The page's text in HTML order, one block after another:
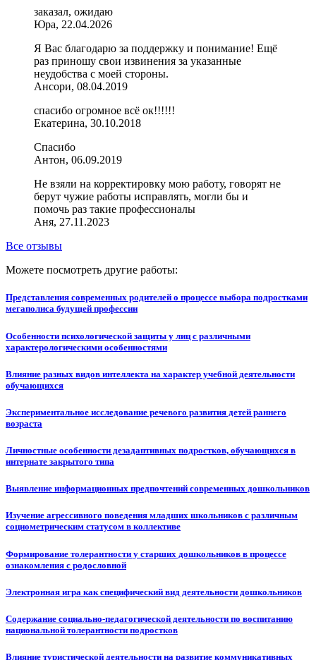
заказал, ожидаю
Юра, 22.04.2026
Я Вас благодарю за поддержку и понимание! Ещё
раз приношу свои извинения за указанные
неудобства с моей стороны.
Ансори, 08.04.2019
спасибо огромное всё ок!!!!!!
Екатерина, 30.10.2018
Спасибо
Антон, 06.09.2019
Не взяли на корректировку мою работу, говорят не
берут чужие работы исправлять, могли бы и
помочь раз такие профессионалы
Аня, 27.11.2023
Все отзывы
Можете посмотреть другие работы:
Представления современных родителей о процессе выбора подростками
мегаполиса будущей профессии
Особенности психологической защиты у лиц с различными
характерологическими особенностями
Влияние разных видов интеллекта на характер учебной деятельности
обучающихся
Экспериментальное исследование речевого развития детей раннего
возраста
Личностные особенности дезадаптивных подростков, обучающихся в
интернате закрытого типа
Выявление информационных предпочтений современных дошкольников
Изучение агрессивного поведения младших школьников с различным
социометрическим статусом в коллективе
Формирование толерантности у старших дошкольников в процессе
ознакомления с родословной
Электронная игра как специфический вид деятельности дошкольников
Содержание социально-педагогической деятельности по воспитанию
национальной толерантности подростков
Влияние туристической деятельности на развитие коммуникативных